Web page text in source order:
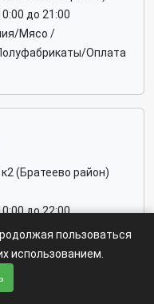
до 21:00
Мясо /
Оплата
(Братеево район)
до 22:00
питания/Колбасные
Мясо птицы /
картой. Наличный
пользоваться
использованием.